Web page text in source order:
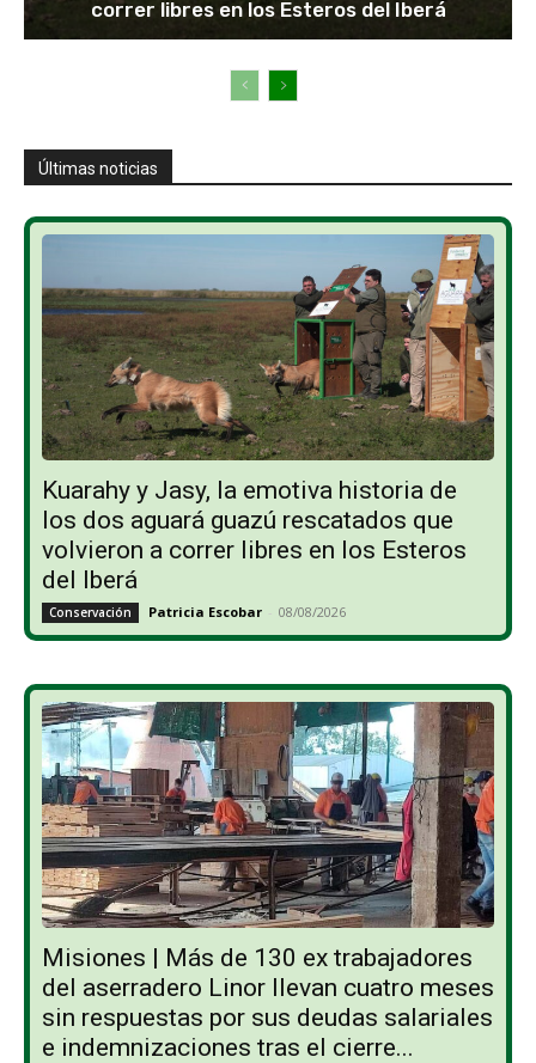
correr libres en los Esteros del Iberá
Últimas noticias
Kuarahy y Jasy, la emotiva historia de
los dos aguará guazú rescatados que
volvieron a correr libres en los Esteros
del Iberá
Conservación Patricia Escobar - 08/08/2026
Misiones | Más de 130 ex trabajadores
del aserradero Linor llevan cuatro meses
sin respuestas por sus deudas salariales
e indemnizaciones tras el cierre...